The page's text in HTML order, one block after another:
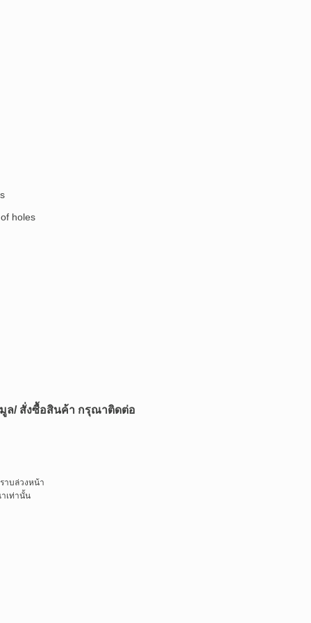
holes
ล/ สั่งซื้อสินค้า กรุณาติดต่อ
าบล่วงหน้า
เท่านั้น